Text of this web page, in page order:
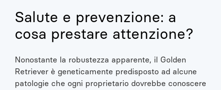
Salute e prevenzione: a
cosa prestare attenzione?
Nonostante la robustezza apparente, il Golden
Retriever è geneticamente predisposto ad alcune
patologie che ogni proprietario dovrebbe conoscere